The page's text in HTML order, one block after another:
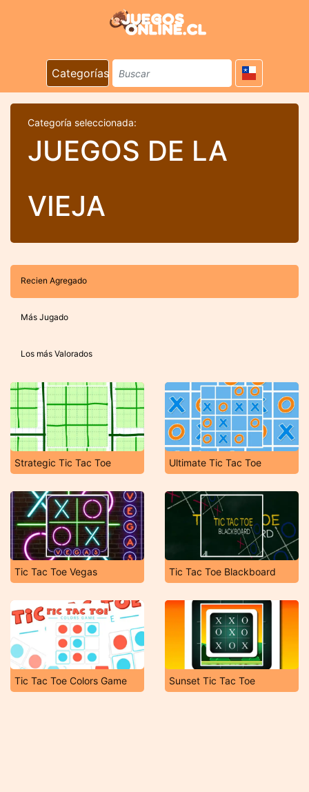
Categorías
Categoría seleccionada:
JUEGOS DE LA
VIEJA
Recien Agregado
Más Jugado
Los más Valorados
Strategic Tic Tac Toe Ultimate Tic Tac Toe
Tic Tac Toe Vegas Tic Tac Toe Blackboard
Tic Tac Toe Colors Game Sunset Tic Tac Toe